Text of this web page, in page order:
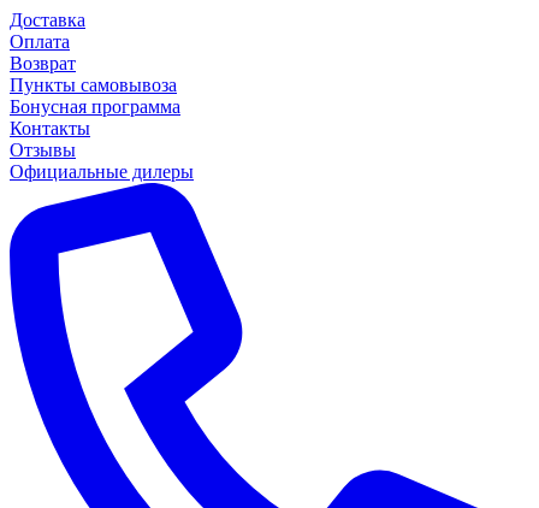
Доставка
Оплата
Возврат
Пункты самовывоза
Бонусная программа
Контакты
Отзывы
Официальные дилеры